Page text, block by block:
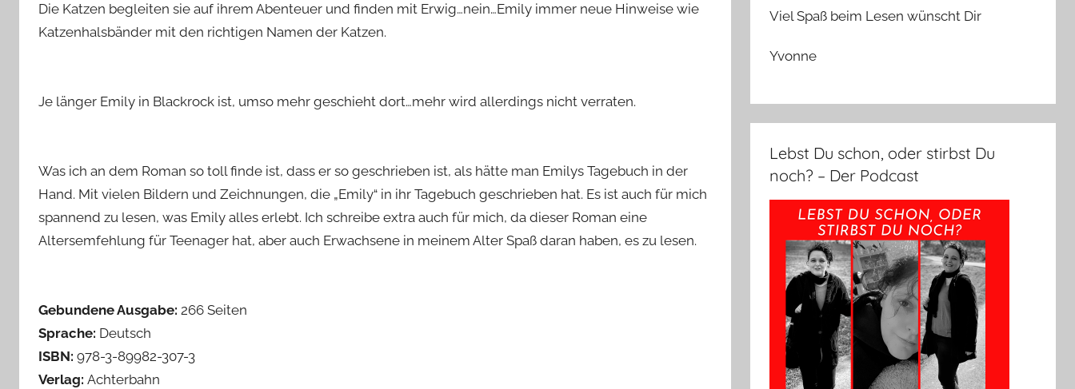
Die Katzen begleiten sie auf ihrem Abenteuer und finden mit Erwig…nein…Emily immer neue Hinweise wie
Katzenhalsbänder mit den richtigen Namen der Katzen.
Je länger Emily in Blackrock ist, umso mehr geschieht dort…mehr wird allerdings nicht verraten.
Was ich an dem Roman so toll finde ist, dass er so geschrieben ist, als hätte man Emilys Tagebuch in der
Hand. Mit vielen Bildern und Zeichnungen, die „Emily“ in ihr Tagebuch geschrieben hat. Es ist auch für mich
spannend zu lesen, was Emily alles erlebt. Ich schreibe extra auch für mich, da dieser Roman eine
Altersemfehlung für Teenager hat, aber auch Erwachsene in meinem Alter Spaß daran haben, es zu lesen.
Gebundene Ausgabe: 266 Seiten
Sprache: Deutsch
ISBN: 978-3-89982-307-3
Verlag: Achterbahn
Viel Spaß beim Lesen wünscht Dir
Yvonne
Lebst Du schon, oder stirbst Du
noch? – Der Podcast